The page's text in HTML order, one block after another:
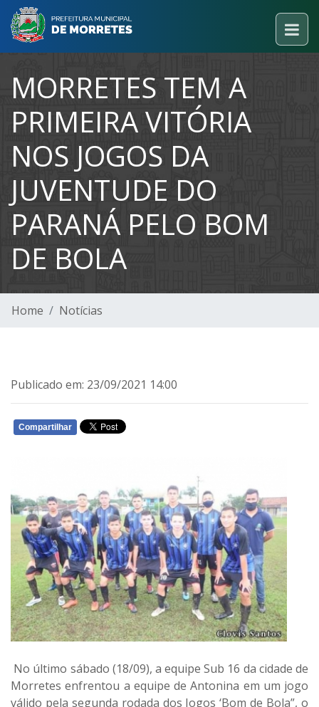
MORRETES TEM A
PRIMEIRA VITÓRIA
NOS JOGOS DA
JUVENTUDE DO
PARANÁ PELO BOM
DE BOLA
Home Notícias
Publicado em: 23/09/2021 14:00
Compartilhar
No último sábado (18/09), a equipe Sub 16 da cidade de
Morretes enfrentou a equipe de Antonina em um jogo
válido pela segunda rodada dos Jogos ‘Bom de Bola”, o